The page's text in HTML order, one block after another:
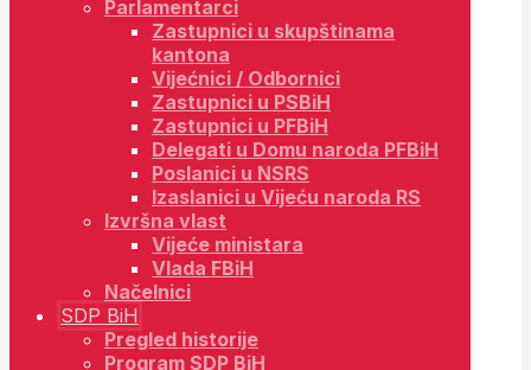
Parlamentarci
Zastupnici u skupštinama
kantona
Vijećnici / Odbornici
Zastupnici u PSBiH
Zastupnici u PFBiH
Delegati u Domu naroda PFBiH
Poslanici u NSRS
Izaslanici u Vijeću naroda RS
Izvršna vlast
Vijeće ministara
Vlada FBiH
Načelnici
SDP BiH
Pregled historije
Program SDP BiH